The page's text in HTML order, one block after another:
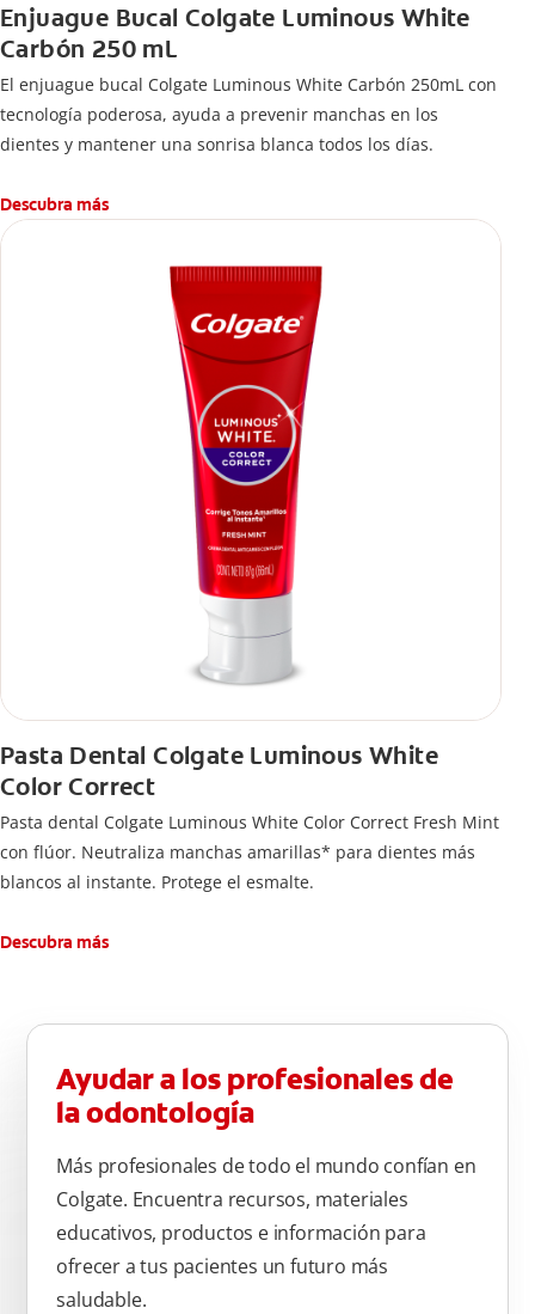
Enjuague Bucal Colgate Luminous White
Carbón 250 mL
El enjuague bucal Colgate Luminous White Carbón 250mL con
tecnología poderosa, ayuda a prevenir manchas en los
dientes y mantener una sonrisa blanca todos los días.
Descubra más
Pasta Dental Colgate Luminous White
Color Correct
Pasta dental Colgate Luminous White Color Correct Fresh Mint
con flúor. Neutraliza manchas amarillas* para dientes más
blancos al instante. Protege el esmalte.
Descubra más
Ayudar a los profesionales de
la odontología
Más profesionales de todo el mundo confían en
Colgate. Encuentra recursos, materiales
educativos, productos e información para
ofrecer a tus pacientes un futuro más
saludable.